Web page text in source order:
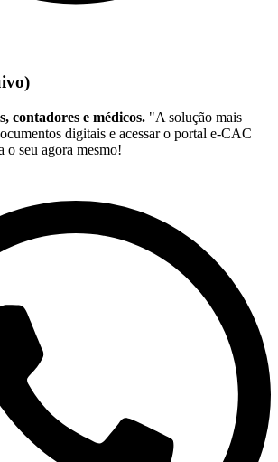
contadores e médicos. "A solução mais
digitais e acessar o portal e-CAC
o seu agora mesmo!